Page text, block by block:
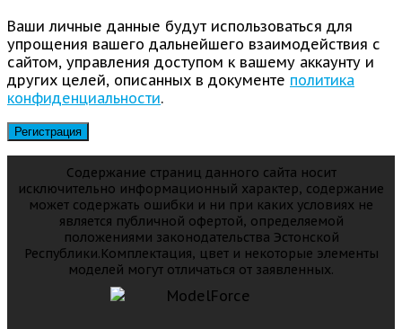
Ваши личные данные будут использоваться для
упрощения вашего дальнейшего взаимодействия с
сайтом, управления доступом к вашему аккаунту и
других целей, описанных в документе политика
конфиденциальности.
Регистрация
Содержание страниц данного сайта носит
исключительно информационный характер, содержание
может содержать ошибки и ни при каких условиях не
является публичной офертой, определяемой
положениями законодательства Эстонской
Республики.Комплектация, цвет и некоторые элементы
моделей могут отличаться от заявленных.